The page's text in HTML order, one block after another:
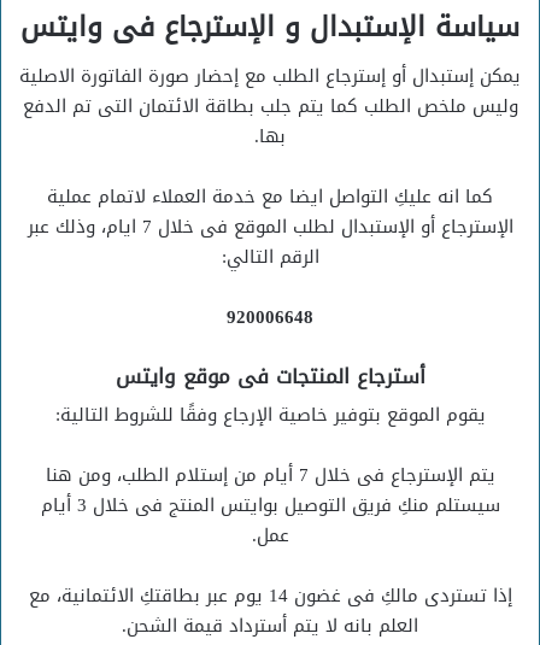
سياسة الإستبدال و الإسترجاع فى وايتس
يمكن إستبدال أو إسترجاع الطلب مع إحضار صورة الفاتورة الاصلية
وليس ملخص الطلب كما يتم جلب بطاقة الائتمان التى تم الدفع
بها.
كما انه عليكِ التواصل ايضا مع خدمة العملاء لاتمام عملية
الإسترجاع أو الإستبدال لطلب الموقع فى خلال 7 ايام، وذلك عبر
الرقم التالي:
920006648
أسترجاع المنتجات فى موقع وايتس
يقوم الموقع بتوفير خاصية الإرجاع وفقًا للشروط التالية:
يتم الإسترجاع فى خلال 7 أيام من إستلام الطلب، ومن هنا
سيستلم منكِ فريق التوصيل بوايتس المنتج فى خلال 3 أيام
عمل.
إذا تستردى مالكِ فى غضون 14 يوم عبر بطاقتكِ الائتمانية، مع
العلم بانه لا يتم أسترداد قيمة الشحن.